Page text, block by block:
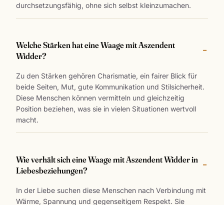
durchsetzungsfähig, ohne sich selbst kleinzumachen.
Welche Stärken hat eine Waage mit Aszendent
Widder?
Zu den Stärken gehören Charismatie, ein fairer Blick für
beide Seiten, Mut, gute Kommunikation und Stilsicherheit.
Diese Menschen können vermitteln und gleichzeitig
Position beziehen, was sie in vielen Situationen wertvoll
macht.
Wie verhält sich eine Waage mit Aszendent Widder in
Liebesbeziehungen?
In der Liebe suchen diese Menschen nach Verbindung mit
Wärme, Spannung und gegenseitigem Respekt. Sie